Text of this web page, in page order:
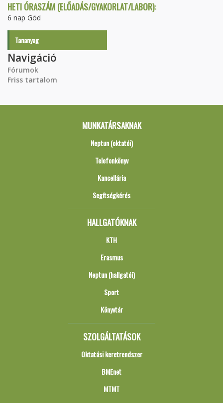
HETI ÓRASZÁM (ELŐADÁS/GYAKORLAT/LABOR):
6 nap Göd
Tananyag
Navigáció
Fórumok
Friss tartalom
MUNKATÁRSAKNAK
Neptun (oktatói)
Telefonkönyv
Kancellária
Segítségkérés
HALLGATÓKNAK
KTH
Erasmus
Neptun (hallgatói)
Sport
Könyvtár
SZOLGÁLTATÁSOK
Oktatási keretrendszer
BMEnet
MTMT